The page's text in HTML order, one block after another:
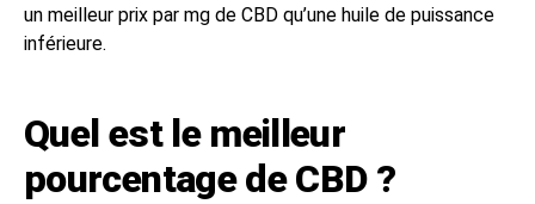
un meilleur prix par mg de CBD qu’une huile de puissance
inférieure.
Quel est le meilleur
pourcentage de CBD ?